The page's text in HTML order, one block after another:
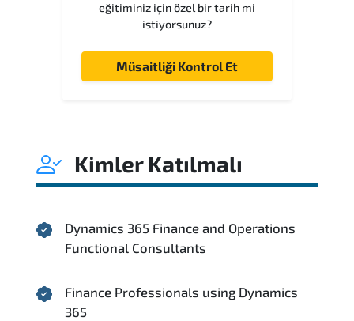
eğitiminiz için özel bir tarih mi
istiyorsunuz?
Müsaitliği Kontrol Et
Kimler Katılmalı
Dynamics 365 Finance and Operations
Functional Consultants
Finance Professionals using Dynamics
365